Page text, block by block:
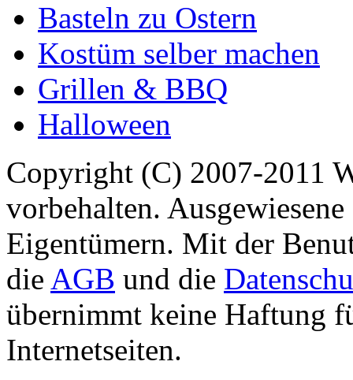
Basteln zu Ostern
Kostüm selber machen
Grillen & BBQ
Halloween
Copyright (C) 2007-2011
vorbehalten.
Eigentümern. Mit der
die AGB und die
übernimmt keine Haftung
Internetseiten.